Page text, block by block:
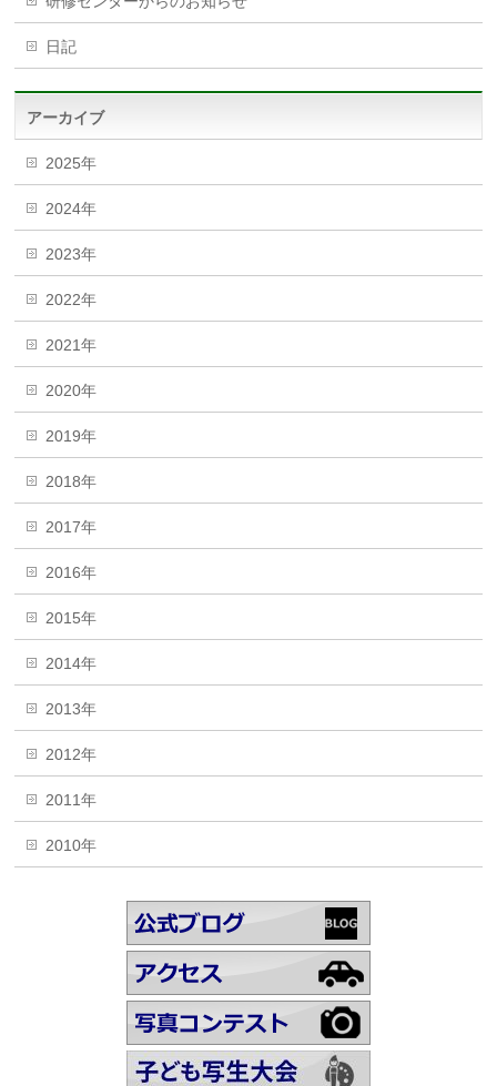
日記
アーカイブ
2025年
2024年
2023年
2022年
2021年
2020年
2019年
2018年
2017年
2016年
2015年
2014年
2013年
2012年
2011年
2010年